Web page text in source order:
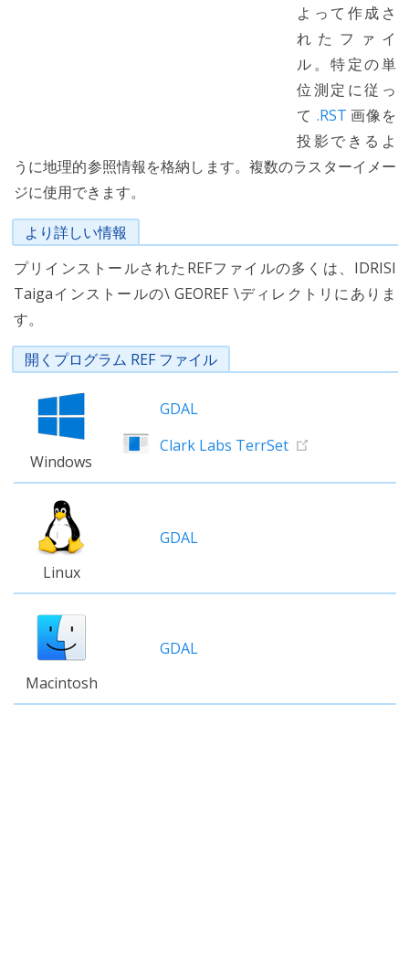
よって作成さ
れたファイ
ル。特定の単
位測定に従っ
て .RST 画像を
投影できるよ
うに地理的参照情報を格納します。複数のラスターイメー
ジに使用できます。
より詳しい情報
プリインストールされたREFファイルの多くは、IDRISI
Taigaインストールの\ GEOREF \ディレクトリにありま
す。
開くプログラム REF ファイル
Windows
GDAL
Clark Labs TerrSet
Linux
GDAL
Macintosh
GDAL